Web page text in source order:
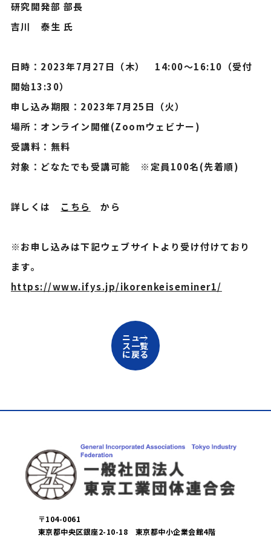
研究開発部 部長
吉川 泰生 氏
日時：2023年7月27日（木） 14:00～16:10（受付
開始13:30）
申し込み期限：2023年7月25日（火）
場所：オンライン開催(Zoomウェビナー)
受講料：無料
対象：どなたでも受講可能 ※定員100名(先着順)
詳しくは こちら から
※お申し込みは下記ウェブサイトより受け付けており
ます。
https://www.ifys.jp/ikorenkeiseminer1/
ニュー
ス一覧
に戻る
〒104-0061
東京都中央区銀座2-10-18 東京都中小企業会館4階